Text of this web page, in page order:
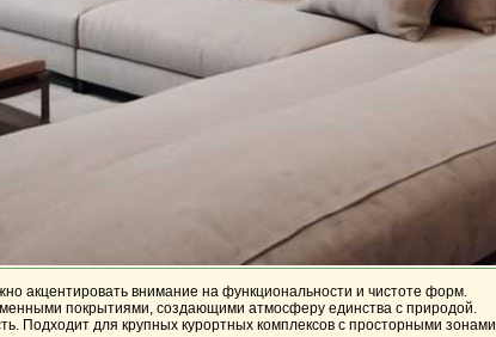
акцентировать внимание на функциональности и чистоте форм.
покрытиями, создающими атмосферу единства с природой.
Подходит для крупных курортных комплексов с просторными зонами.